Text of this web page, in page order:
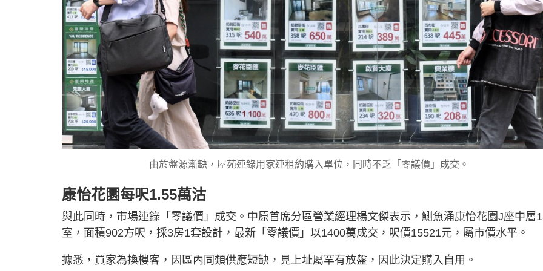
由於盤源漸缺，屋苑連錄用家連租約購入單位，同時不乏「零議價」成交。
康怡花園每呎1.55萬沽
與此同時，市場連錄「零議價」成交。中原首席分區營業經理楊文傑表示，鰂魚涌康怡花園J座中層
室，面積902方呎，採3房1套設計，最新「零議價」以1400萬成交，呎價15521元，屬市價水平。
據悉，買家為換樓客，因區內同類供應短缺，見上址屬罕有放盤，因此決定購入自用。